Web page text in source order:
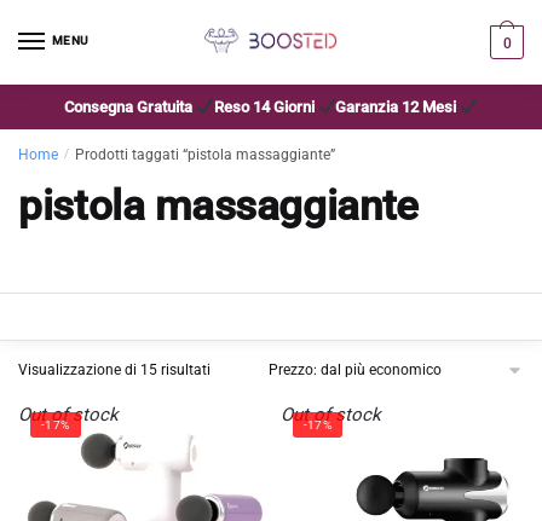
MENU 0
Consegna Gratuita Reso 14 Giorni Garanzia 12 Mesi
Home / Prodotti taggati “pistola massaggiante”
pistola massaggiante
Visualizzazione di 15 risultati
-17%
Out of stock -17%
Out of stock